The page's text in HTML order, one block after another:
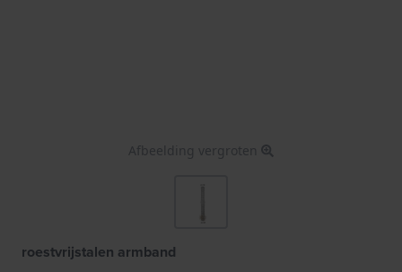
Afbeelding vergroten
roestvrijstalen armband